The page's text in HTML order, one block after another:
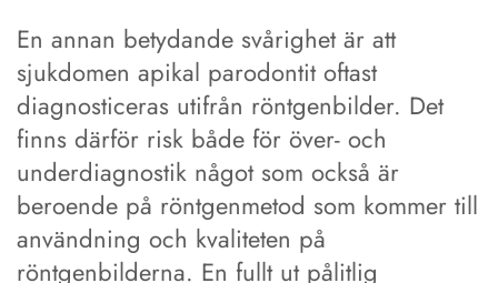
En annan betydande svårighet är att
sjukdomen apikal parodontit oftast
diagnosticeras utifrån röntgenbilder. Det
finns därför risk både för över- och
underdiagnostik något som också är
beroende på röntgenmetod som kommer till
användning och kvaliteten på
röntgenbilderna. En fullt ut pålitlig